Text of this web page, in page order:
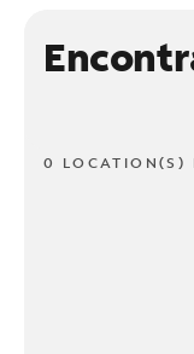
0 LOCATION(S)